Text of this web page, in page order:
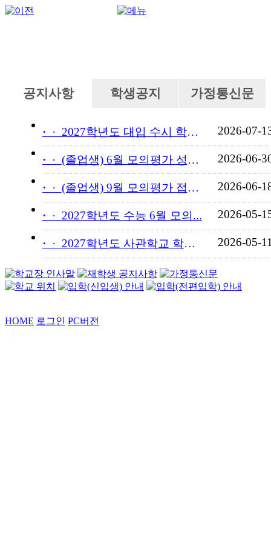
공지사항 학생공지 가정통신문
· 2027학년도 대입 수시 학교... 2026-07-
· (졸업생) 6월 모의평가 성적... 2026-06-
· (졸업생) 9월 모의평가 접수... 2026-06-
· 2027학년도 수능 6월 모의... 2026-05-
· 2027학년도 사관학교 학교장... 2026-05-
HOME 로그인 PC버전